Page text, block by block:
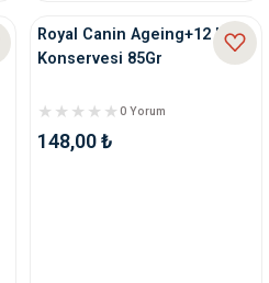
Royal Canin Ageing+12 Kedi
Konservesi 85Gr
0 Yorum
148,00 ₺